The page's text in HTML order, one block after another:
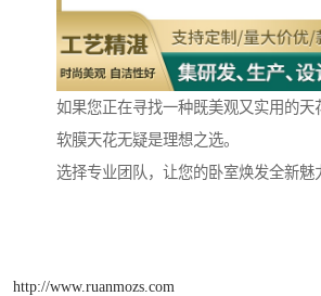
如果您正在寻找一种既美观又实用的天
软膜天花无疑是理想之选。
选择专业团队，让您的卧室焕发全新魅
http://www.ruanmozs.com